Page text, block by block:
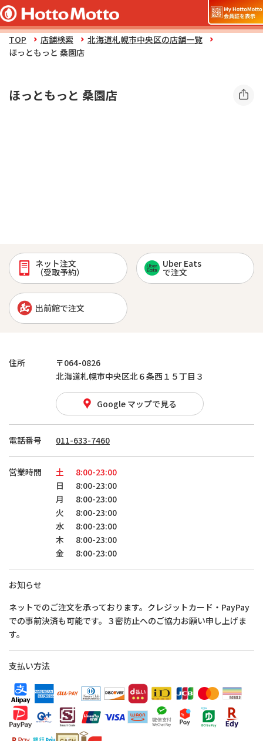
TOP 店舗検索
北海道札幌市中央区の店舗一覧
ほっともっと 桑園店
ほっともっと 桑園店
ネット注文
（受取予約）
Uber Eats
で注文
出前館で注文
住所
〒064-0826
北海道札幌市中央区北６条西１５丁目３
Google マップで見る
電話番号 011-633-7460
営業時間 土
8:00-23:00
日
8:00-23:00
月
8:00-23:00
火
8:00-23:00
水
8:00-23:00
木
8:00-23:00
金
8:00-23:00
お知らせ
ネットでのご注文を承っております。クレジットカード・PayPay
での事前決済も可能です。３密防止へのご協力お願い申し上げま
す。
支払い方法